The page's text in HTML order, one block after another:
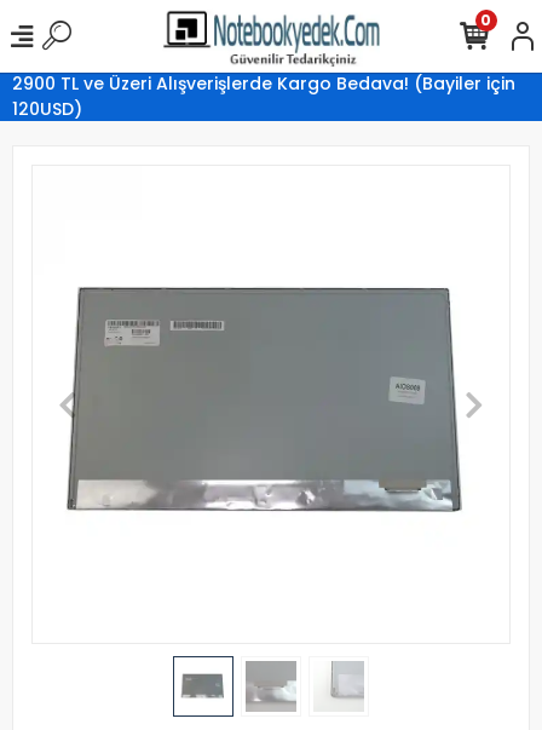
2900 TL ve Üzeri Alışverişlerde Kargo Bedava! (Bayiler için
120USD)
0